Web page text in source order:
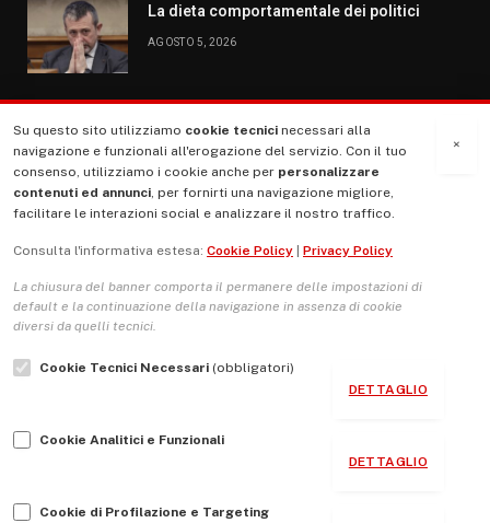
La dieta comportamentale dei politici
AGOSTO 5, 2026
MENU
La Nostra Storia
Le Copertine
L’Associazione
Indirizzo Socio Politico Culturale
Guida per le autrici e gli autori
×
Su questo sito utilizziamo cookie tecnici necessari alla
navigazione e funzionali all'erogazione del servizio. Con il tuo
consenso, utilizziamo i cookie anche per personalizzare
contenuti ed annunci, per fornirti una navigazione migliore,
facilitare le interazioni social e analizzare il nostro traffico.
Consulta l'informativa estesa: Cookie Policy Privacy Policy
La chiusura del banner comporta il permanere delle impostazioni di
default e la continuazione della navigazione in assenza di cookie
diversi da quelli tecnici.
Cookie Tecnici Necessari (obbligatori)
DETTAGLIO
Cookie Analitici e Funzionali
DETTAGLIO
Cookie di Profilazione e Targeting